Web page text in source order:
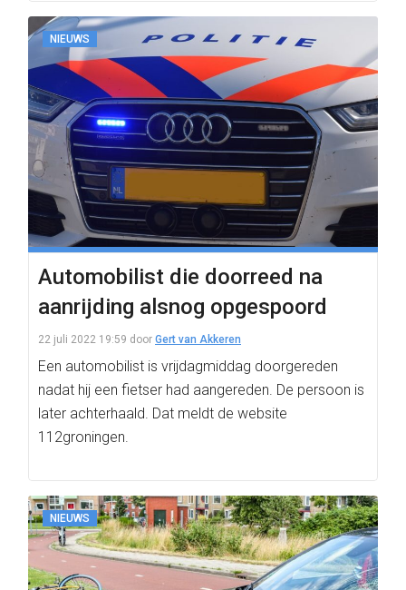
NIEUWS
Automobilist die doorreed na
aanrijding alsnog opgespoord
22 juli 2022 19:59 door Gert van Akkeren
Een automobilist is vrijdagmiddag doorgereden
nadat hij een fietser had aangereden. De persoon is
later achterhaald. Dat meldt de website
112groningen.
NIEUWS